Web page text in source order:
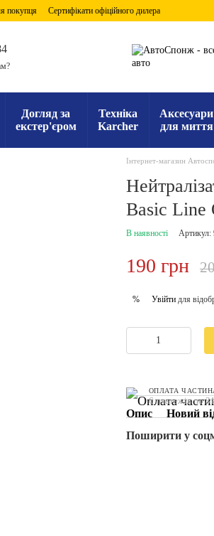
покупця Сертифікати офіційного дилера
Догляд за
екстер'єром
Техніка
Karcher
Аксесуари
для миття
Інтернет-магазин
Basic Line
В наявності Артикул:
190 грн
% Увійтидля
ОПЛАТА
6 платежів по
Опис
Новий
Поширити у